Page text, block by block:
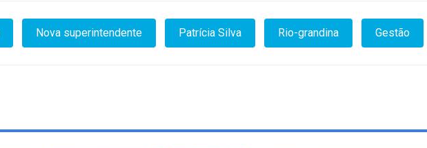
Nova superintendente Patrícia Silva Rio-grandina Gestão